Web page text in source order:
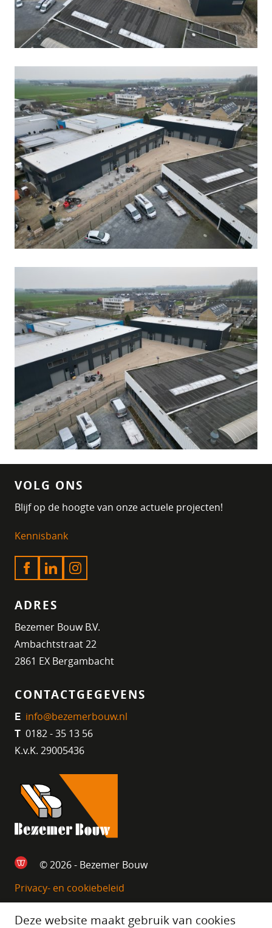
VOLG ONS
Blijf op de hoogte van onze actuele projecten!
Kennisbank
ADRES
Bezemer Bouw B.V.
Ambachtstraat 22
2861 EX Bergambacht
CONTACTGEGEVENS
E info@bezemerbouw.nl
T 0182 - 35 13 56
K.v.K. 29005436
© 2026 - Bezemer Bouw
Privacy- en cookiebeleid
Deze website maakt gebruik van cookies